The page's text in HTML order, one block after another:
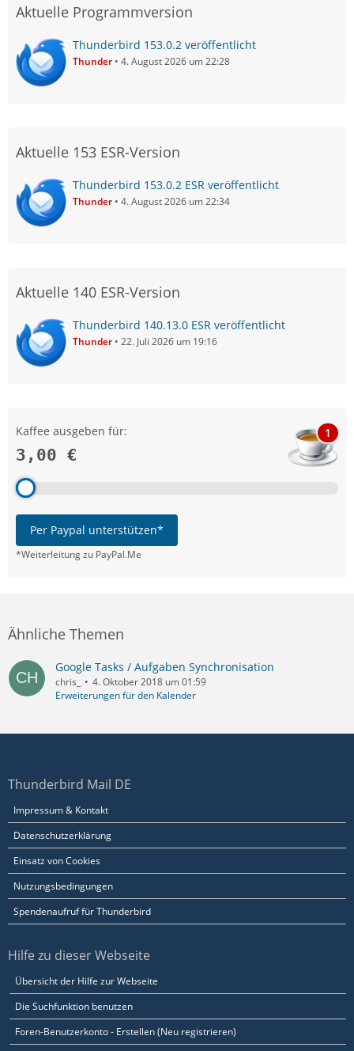
Aktuelle Programmversion
Thunderbird 153.0.2 veröffentlicht
Thunder 4. August 2026 um 22:28
Aktuelle 153 ESR-Version
Thunderbird 153.0.2 ESR veröffentlicht
Thunder 4. August 2026 um 22:34
Aktuelle 140 ESR-Version
Thunderbird 140.13.0 ESR veröffentlicht
Thunder 22. Juli 2026 um 19:16
Kaffee ausgeben für:
3,00 €
1
Per Paypal unterstützen*
*Weiterleitung zu PayPal.Me
Ähnliche Themen
Google Tasks / Aufgaben Synchronisation
chris_
4. Oktober 2018 um 01:59
Erweiterungen für den Kalender
Thunderbird Mail DE
Impressum & Kontakt
Datenschutzerklärung
Einsatz von Cookies
Nutzungsbedingungen
Spendenaufruf für Thunderbird
Hilfe zu dieser Webseite
Übersicht der Hilfe zur Webseite
Die Suchfunktion benutzen
Foren-Benutzerkonto - Erstellen (Neu registrieren)